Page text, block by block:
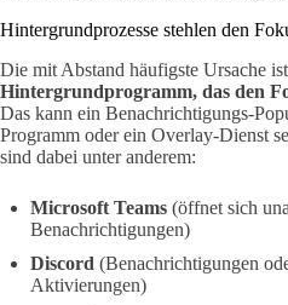
Hintergrundprozesse stehlen den
Die mit Abstand häufigste Ursache
Hintergrundprogramm, das den
Das kann ein Benachrichtigungs-
Programm oder ein Overlay-Dienst
sind dabei unter anderem:
Microsoft Teams (öffnet sich
Benachrichtigungen)
Discord (Benachrichtigungen
Aktivierungen)